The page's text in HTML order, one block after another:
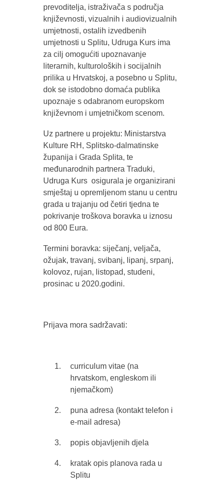
prevoditelja, istraživača s područja
književnosti, vizualnih i audiovizualnih
umjetnosti, ostalih izvedbenih
umjetnosti u Splitu, Udruga Kurs ima
za cilj omogućiti upoznavanje
literarnih, kulturoloških i socijalnih
prilika u Hrvatskoj, a posebno u Splitu,
dok se istodobno domaća publika
upoznaje s odabranom europskom
književnom i umjetničkom scenom.
Uz partnere u projektu: Ministarstva
Kulture RH, Splitsko-dalmatinske
županija i Grada Splita, te
međunarodnih partnera Traduki,
Udruga Kurs osigurala je organizirani
smještaj u opremljenom stanu u centru
grada u trajanju od četiri tjedna te
pokrivanje troškova boravka u iznosu
od 800 Eura.
Termini boravka: siječanj, veljača,
ožujak, travanj, svibanj, lipanj, srpanj,
kolovoz, rujan, listopad, studeni,
prosinac u 2020.godini.
Prijava mora sadržavati:
curriculum vitae (na
hrvatskom, engleskom ili
njemačkom)
puna adresa (kontakt telefon i
e-mail adresa)
popis objavljenih djela
kratak opis planova rada u
Splitu